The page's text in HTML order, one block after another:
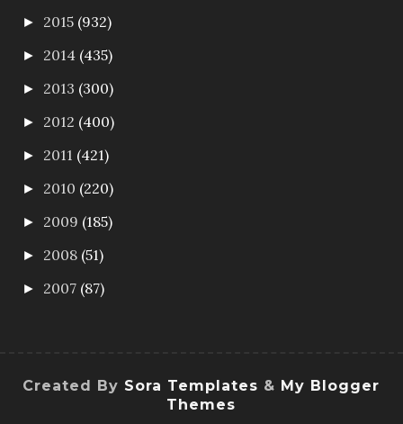
► 2015 (932)
► 2014 (435)
► 2013 (300)
► 2012 (400)
► 2011 (421)
► 2010 (220)
► 2009 (185)
► 2008 (51)
► 2007 (87)
Created By Sora Templates & My Blogger
Themes